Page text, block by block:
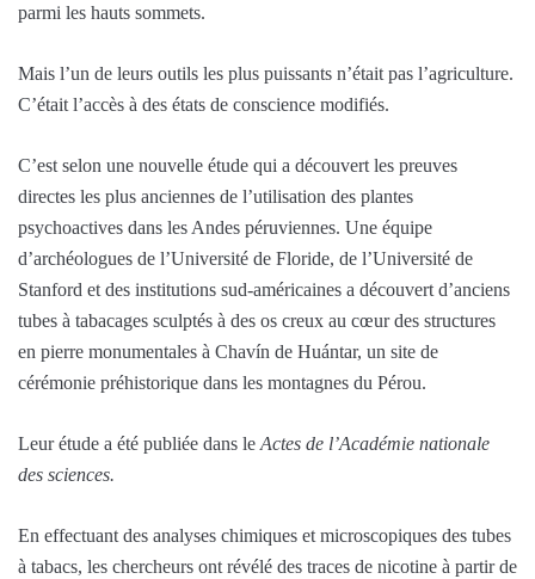
parmi les hauts sommets.
Mais l’un de leurs outils les plus puissants n’était pas l’agriculture.
C’était l’accès à des états de conscience modifiés.
C’est selon une nouvelle étude qui a découvert les preuves
directes les plus anciennes de l’utilisation des plantes
psychoactives dans les Andes péruviennes. Une équipe
d’archéologues de l’Université de Floride, de l’Université de
Stanford et des institutions sud-américaines a découvert d’anciens
tubes à tabacages sculptés à des os creux au cœur des structures
en pierre monumentales à Chavín de Huántar, un site de
cérémonie préhistorique dans les montagnes du Pérou.
Leur étude a été publiée dans le Actes de l’Académie nationale
des sciences.
En effectuant des analyses chimiques et microscopiques des tubes
à tabacs, les chercheurs ont révélé des traces de nicotine à partir de